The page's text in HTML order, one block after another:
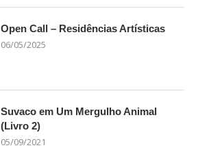
Open Call – Residências Artísticas
06/05/2025
Suvaco em Um Mergulho Animal
(Livro 2)
05/09/2021